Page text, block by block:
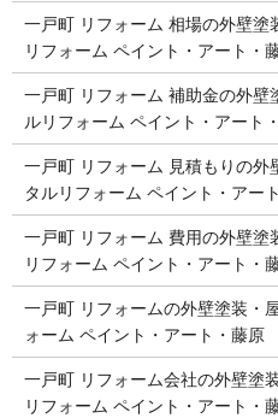
一戸町 リフォーム 相場の外壁塗
リフォーム ペイント・アート・
一戸町 リフォーム 補助金の外壁
ルリフォーム ペイント・アート
一戸町 リフォーム 見積もりの外
タルリフォーム ペイント・アー
一戸町 リフォーム 費用の外壁塗
リフォーム ペイント・アート・
一戸町 リフォームの外壁塗装・
ォーム ペイント・アート・藤原
一戸町 リフォーム会社の外壁塗
リフォーム ペイント・アート・